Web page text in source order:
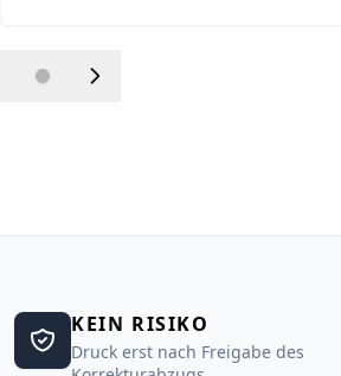
KEIN RISIKO
Druck erst nach Freigabe des